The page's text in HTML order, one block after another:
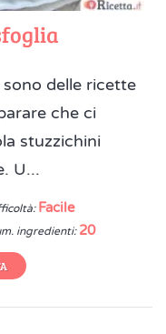
delle ricette
che ci
stuzzichini
U...
Facile
ingredienti: 20